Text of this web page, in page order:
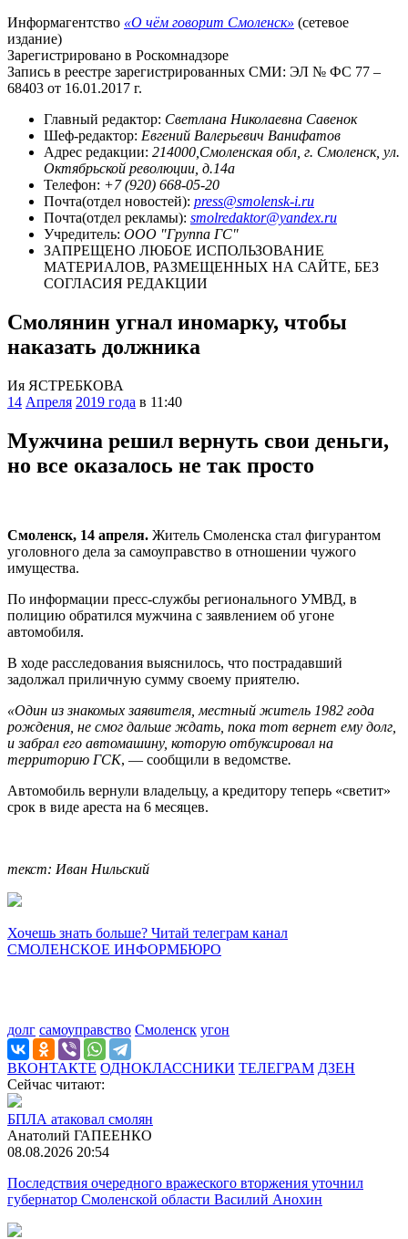
Информагентство «О чём говорит Смоленск» (сетевое
издание)
Зарегистрировано в Роскомнадзоре
Запись в реестре зарегистрированных СМИ: ЭЛ № ФС 77 –
68403 от 16.01.2017 г.
Главный редактор: Светлана Николаевна Савенок
Шеф-редактор: Евгений Валерьевич Ванифатов
Адрес редакции: 214000,Смоленская обл, г. Смоленск, ул.
Октябрьской революции, д.14а
Телефон: +7 (920) 668-05-20
Почта(отдел новостей): press@smolensk-i.ru
Почта(отдел рекламы): smolredaktor@yandex.ru
Учредитель: ООО "Группа ГС"
ЗАПРЕЩЕНО ЛЮБОЕ ИСПОЛЬЗОВАНИЕ
МАТЕРИАЛОВ, РАЗМЕЩЕННЫХ НА САЙТЕ, БЕЗ
СОГЛАСИЯ РЕДАКЦИИ
Смолянин угнал иномарку, чтобы
наказать должника
Ия ЯСТРЕБКОВА
14 Апреля 2019 года в 11:40
Мужчина решил вернуть свои деньги,
но все оказалось не так просто
Смоленск, 14 апреля. Житель Смоленска стал фигурантом
уголовного дела за самоуправство в отношении чужого
имущества.
По информации пресс-службы регионального УМВД, в
полицию обратился мужчина с заявлением об угоне
автомобиля.
В ходе расследования выяснилось, что пострадавший
задолжал приличную сумму своему приятелю.
«Один из знакомых заявителя, местный житель 1982 года
рождения, не смог дальше ждать, пока тот вернет ему долг,
и забрал его автомашину, которую отбуксировал на
территорию ГСК, — сообщили в ведомстве.
Автомобиль вернули владельцу, а кредитору теперь «светит»
срок в виде ареста на 6 месяцев.
текст: Иван Нильский
Хочешь знать больше? Читай телеграм канал
СМОЛЕНСКОЕ ИНФОРМБЮРО
долг самоуправство Смоленск угон
ВКОНТАКТЕ ОДНОКЛАССНИКИ ТЕЛЕГРАМ ДЗЕН
Сейчас читают:
БПЛА атаковал смолян
Анатолий ГАПЕЕНКО
08.08.2026 20:54
Последствия очередного вражеского вторжения уточнил
губернатор Смоленской области Василий Анохин